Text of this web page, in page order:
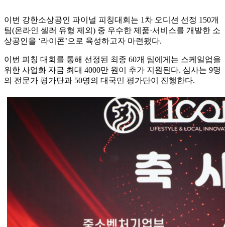
이번 강한소상공인 파이널 피칭대회는 1차 오디션 선정 150개
팀(온라인 셀러 유형 제외) 중 우수한 제품·서비스를 개발한 소
상공인을 ‘라이콘’으로 육성하고자 마련됐다.
이번 피칭 대회를 통해 선정된 최종 60개 팀에게는 스케일업을
위한 사업화 자금 최대 4000만 원이 추가 지원된다. 심사는 9명
의 전문가 평가단과 50명의 대국민 평가단이 진행한다.